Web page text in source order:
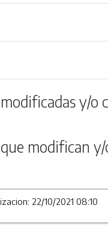
y/o
modifican
22/10/2021 08:10